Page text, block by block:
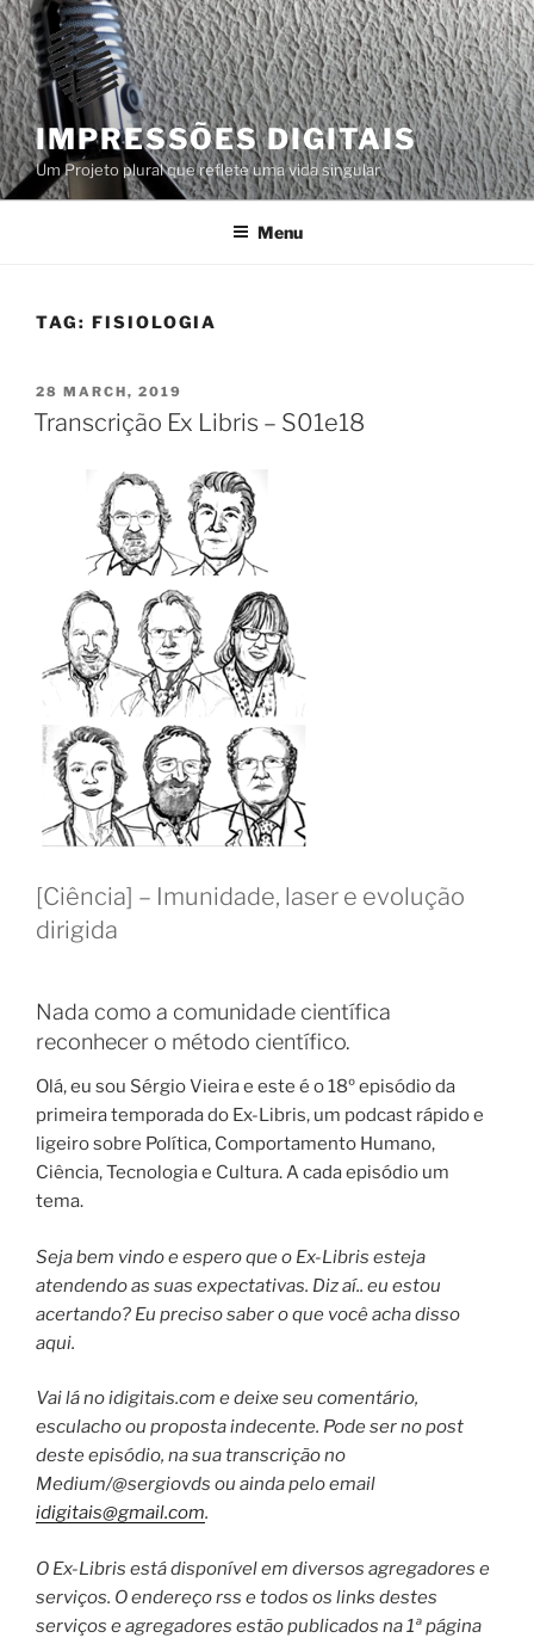
Skip
to
content
IMPRESSÕES DIGITAIS
Um Projeto plural que reflete uma vida singular
Menu
TAG: FISIOLOGIA
POSTED
ON
28 MARCH, 2019
Transcrição Ex Libris – S01e18
[Ciência] – Imunidade, laser e evolução
dirigida
Nada como a comunidade científica
reconhecer o método científico.
Olá, eu sou Sérgio Vieira e este é o 18º episódio da
primeira temporada do Ex-Libris, um podcast rápido e
ligeiro sobre Política, Comportamento Humano,
Ciência, Tecnologia e Cultura. A cada episódio um
tema.
Seja bem vindo e espero que o Ex-Libris esteja
atendendo as suas expectativas. Diz aí.. eu estou
acertando? Eu preciso saber o que você acha disso
aqui.
Vai lá no idigitais.com e deixe seu comentário,
esculacho ou proposta indecente. Pode ser no post
deste episódio, na sua transcrição no
Medium/@sergiovds ou ainda pelo email
idigitais@gmail.com.
O Ex-Libris está disponível em diversos agregadores e
serviços. O endereço rss e todos os links destes
serviços e agregadores estão publicados na 1ª página